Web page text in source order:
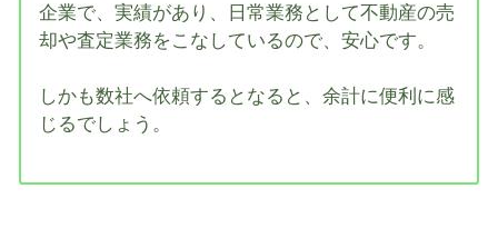
企業で、実績があり、日常業務として不動産の売
却や査定業務をこなしているので、安心です。
しかも数社へ依頼するとなると、余計に便利に感
じるでしょう。